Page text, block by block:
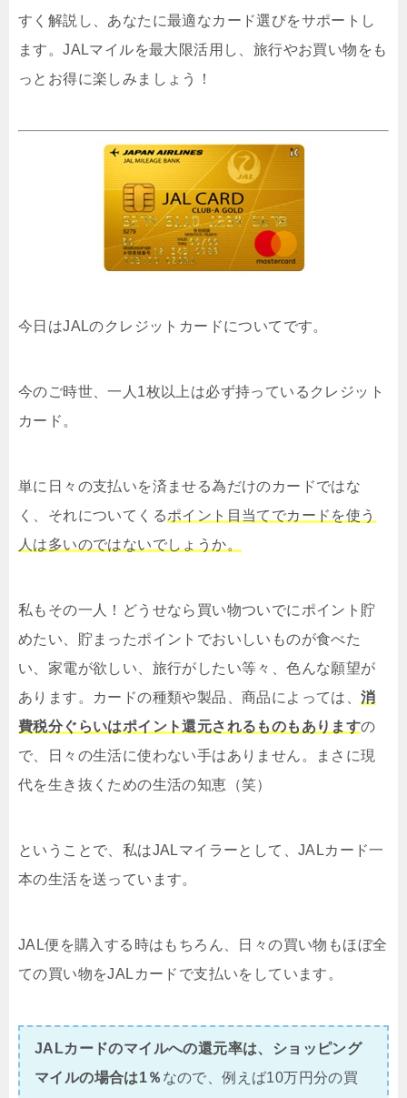
すく解説し、あなたに最適なカード選びをサポートし
ます。JALマイルを最大限活用し、旅行やお買い物をも
っとお得に楽しみましょう！
今日はJALのクレジットカードについてです。
今のご時世、一人1枚以上は必ず持っているクレジット
カード。
単に日々の支払いを済ませる為だけのカードではな
く、それについてくるポイント目当てでカードを使う
人は多いのではないでしょうか。
私もその一人！どうせなら買い物ついでにポイント貯
めたい、貯まったポイントでおいしいものが食べた
い、家電が欲しい、旅行がしたい等々、色んな願望が
あります。カードの種類や製品、商品によっては、消
費税分ぐらいはポイント還元されるものもありますの
で、日々の生活に使わない手はありません。まさに現
代を生き抜くための生活の知恵（笑）
ということで、私はJALマイラーとして、JALカード一
本の生活を送っています。
JAL便を購入する時はもちろん、日々の買い物もほぼ全
ての買い物をJALカードで支払いをしています。
JALカードのマイルへの還元率は、ショッピング
マイルの場合は1％ なので、例えば10万円分の買